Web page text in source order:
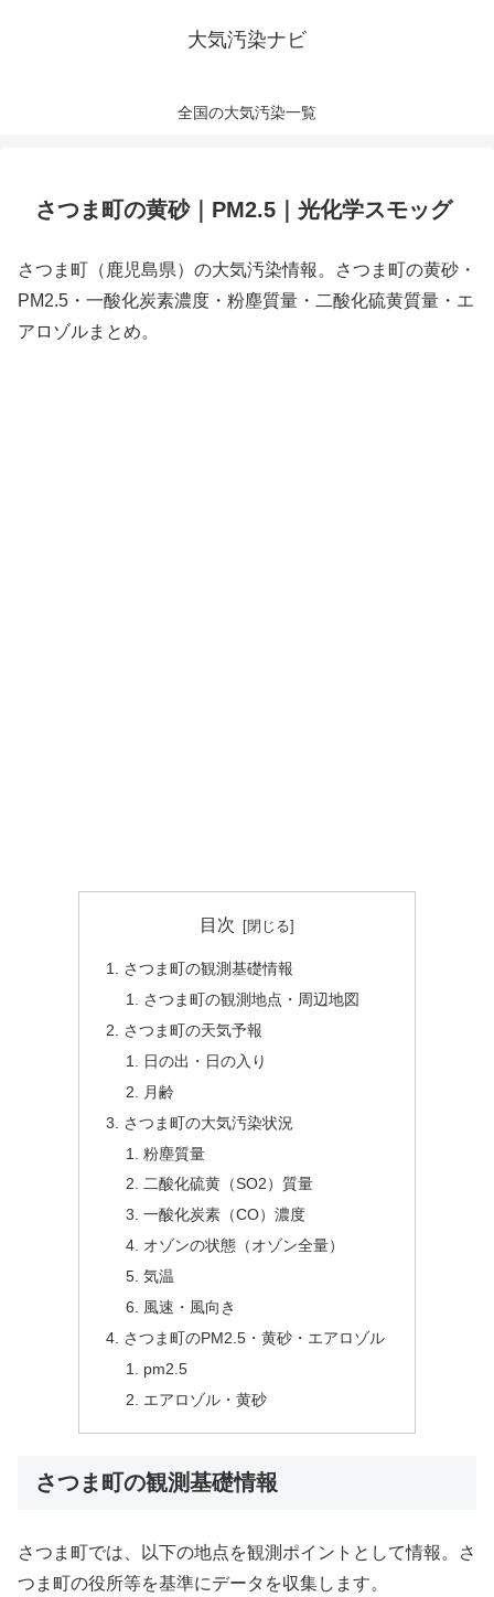
大気汚染ナビ
全国の大気汚染一覧
さつま町の黄砂｜PM2.5｜光化学スモッグ
さつま町（鹿児島県）の大気汚染情報。さつま町の黄砂・
PM2.5・一酸化炭素濃度・粉塵質量・二酸化硫黄質量・エ
アロゾルまとめ。
目次
さつま町の観測基礎情報
さつま町の観測地点・周辺地図
さつま町の天気予報
日の出・日の入り
月齢
さつま町の大気汚染状況
粉塵質量
二酸化硫黄（SO2）質量
一酸化炭素（CO）濃度
オゾンの状態（オゾン全量）
気温
風速・風向き
さつま町のPM2.5・黄砂・エアロゾル
pm2.5
エアロゾル・黄砂
さつま町の観測基礎情報
さつま町では、以下の地点を観測ポイントとして情報。さ
つま町の役所等を基準にデータを収集します。